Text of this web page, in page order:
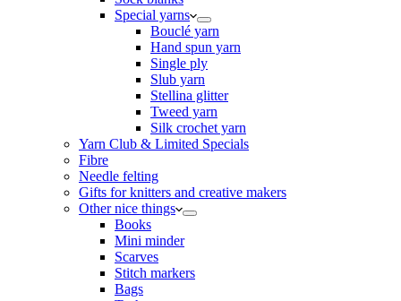
Special yarns
Bouclé yarn
Hand spun yarn
Single ply
Slub yarn
Stellina glitter
Tweed yarn
Silk crochet yarn
Yarn Club & Limited Specials
Fibre
Needle felting
Gifts for knitters and creative makers
Other nice things
Books
Mini minder
Scarves
Stitch markers
Bags